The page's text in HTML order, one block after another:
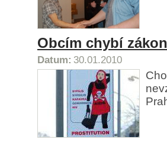
Obcím chybí
Datum: 30.01.2010